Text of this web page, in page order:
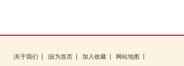
|关于我们 |设为首页 加入收藏 网站地图